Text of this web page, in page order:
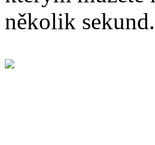
několik sekund.